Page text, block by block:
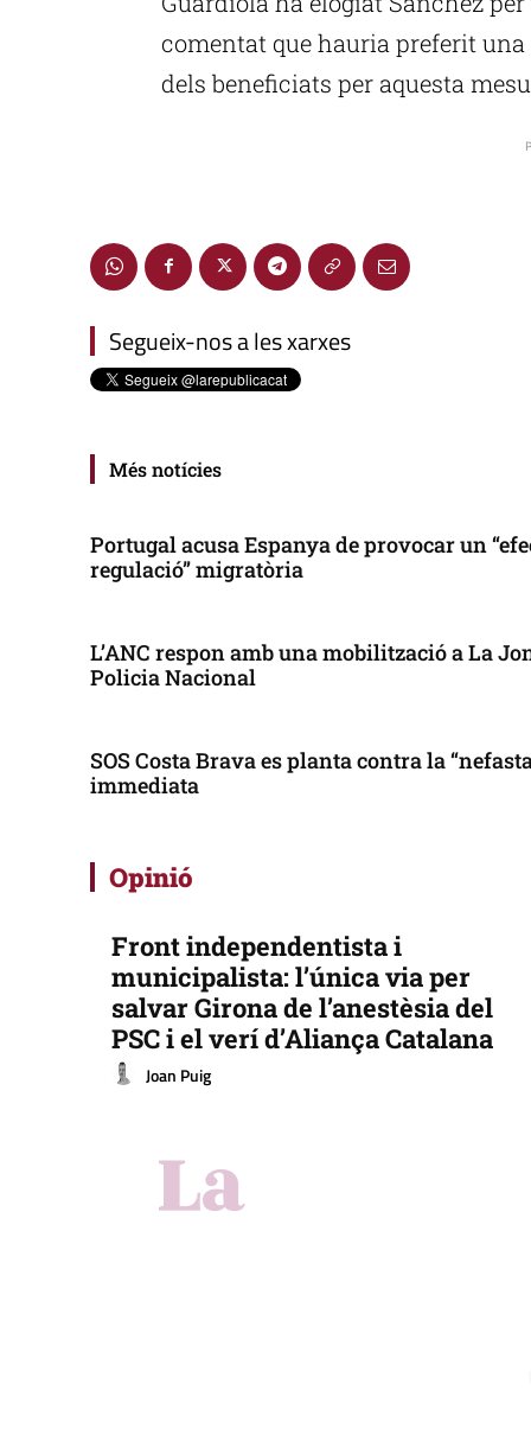
comentat que hauria preferit
dels beneficiats per aquesta
Segueix-nos a les xarxes
Més notícies
Portugal acusa Espanya de provocar un
regulació” migratòria
L’ANC respon amb una mobilització a La
Policia Nacional
SOS Costa Brava es planta contra la
immediata
Opinió
Front independentista i
municipalista: l’única via per
salvar Girona de l’anestèsia del
PSC i el verí d’Aliança Catalana
Joan Puig